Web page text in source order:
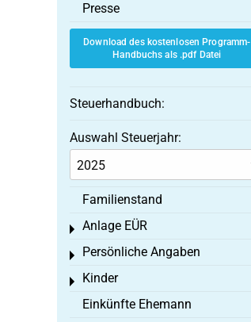
Presse
Download des kostenlosen Programm-
Handbuchs als .pdf Datei
Steuerhandbuch:
Auswahl Steuerjahr:
Familienstand
Anlage EÜR
Toggle menu
Persönliche Angaben
Toggle menu
Kinder
Toggle menu
Einkünfte Ehemann